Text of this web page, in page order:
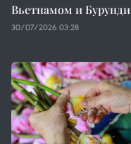
Вьетнамом и Бурунди
30/07/2026 03:28